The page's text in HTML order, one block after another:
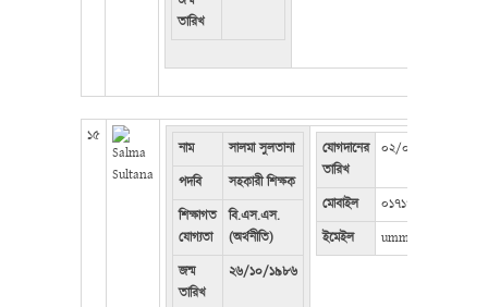
তারিখ
১৫
নাম
সালমা সুলতানা
পদবি
সহকারী শিক্ষক
শিক্ষাগত
যোগ্যতা
বি.এস.এস.
(অর্থনীতি)
জন্ম
তারিখ
২৬/১০/১৯৮৬
যোগদানের
তারিখ
০২/০২/২০১৬
মোবাইল
০১৭১৭৬১৯৭৭৯
ইমেইল